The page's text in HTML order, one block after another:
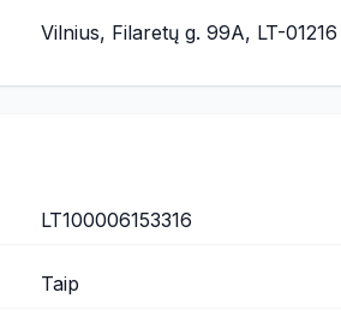
Vilnius, Filaretų g. 99A, LT-01216
LT100006153316
Taip